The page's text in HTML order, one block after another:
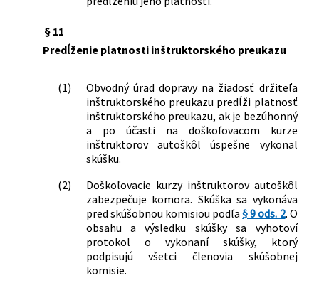
§ 11
Predĺženie platnosti inštruktorského preukazu
(1)
Obvodný úrad dopravy na žiadosť držiteľa
inštruktorského preukazu predĺži platnosť
inštruktorského preukazu, ak je bezúhonný
a po účasti na doškoľovacom kurze
inštruktorov autoškôl úspešne vykonal
skúšku.
(2)
Doškoľovacie kurzy inštruktorov autoškôl
zabezpečuje komora. Skúška sa vykonáva
pred skúšobnou komisiou podľa§ 9 ods. 2. O
obsahu a výsledku skúšky sa vyhotoví
protokol o vykonaní skúšky, ktorý
podpisujú všetci členovia skúšobnej
komisie.